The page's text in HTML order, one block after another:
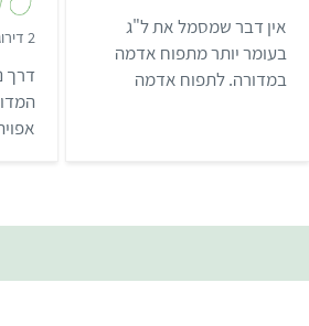
.
7
מ
ת
ו
אין דבר שמסמל את ל"ג
בעומר יותר מתפוח אדמה
במדורה. לתפוח אדמה
2 דירוגים
דרך